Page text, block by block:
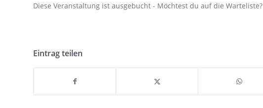
Diese Veranstaltung ist ausgebucht - Möchtest du auf die Warteliste?
Eintrag teilen